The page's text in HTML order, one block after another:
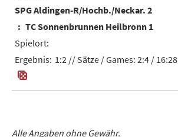
SPG Aldingen-R/Hochb./Neckar. 2
TC Sonnenbrunnen Heilbronn 1
1:2 // Sätze / Games: 2:4 / 16:28
Alle Angaben ohne Gewähr.